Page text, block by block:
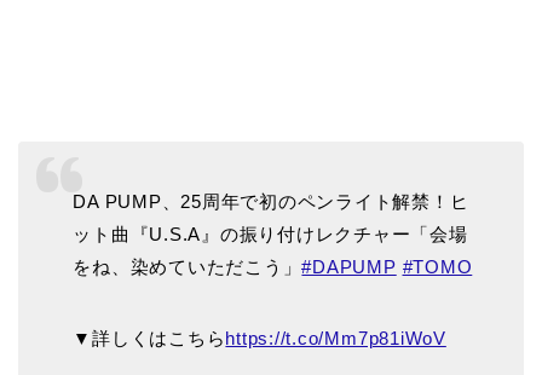
DA PUMP、25周年で初のペンライト解禁！ヒ
ット曲『U.S.A』の振り付けレクチャー「会場
をね、染めていただこう」#DAPUMP #TOMO
▼詳しくはこちらhttps://t.co/Mm7p81iWoV